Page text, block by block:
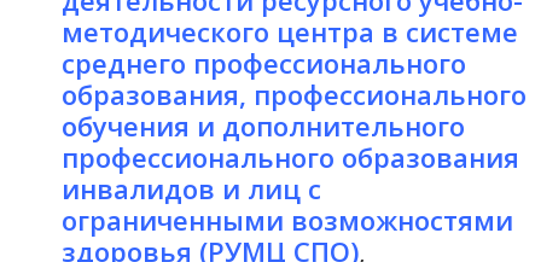
методического центра в системе
среднего профессионального
образования, профессионального
обучения и дополнительного
профессионального образования
инвалидов и лиц с
ограниченными возможностями
здоровья (РУМЦ СПО),